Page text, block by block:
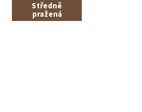
Středně
pražená